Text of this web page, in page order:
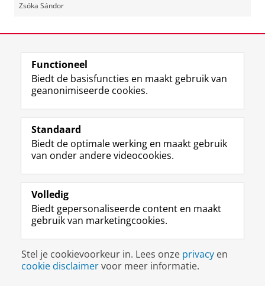
Zsóka Sándor
View this page in:English
Volg de RUG
F
a
e
b
o
p
a
i
n
a
L
i
k
e
I
-
p
g
i
n
R
S
-
f
e
R
k
s
u
I
n
t
r
m
c
c
o
Y
o
T
e
k
a
a
Studiekiezers
Alumni
Over ons
Disclaimer & Copyright
Inloggen
Functioneel
Biedt de basisfuncties en maakt gebruik van
geanonimiseerde cookies.
Standaard
Biedt de optimale werking en maakt gebruik
van onder andere videocookies.
Volledig
Biedt gepersonaliseerde content en maakt
gebruik van marketingcookies.
Stel je cookievoorkeur in. Lees onze privacy en
cookie disclaimervoor meer informatie.